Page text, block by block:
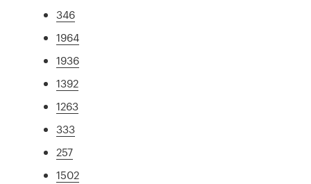
346
1964
1936
1392
1263
333
257
1502